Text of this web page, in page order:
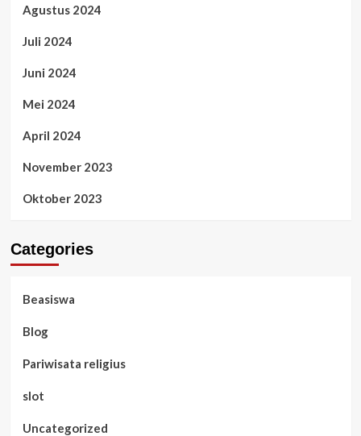
Agustus 2024
Juli 2024
Juni 2024
Mei 2024
April 2024
November 2023
Oktober 2023
Categories
Beasiswa
Blog
Pariwisata religius
slot
Uncategorized